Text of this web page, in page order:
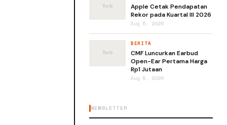
Apple Cetak Pendapatan
Rekor pada Kuartal III 2026
Aug 5, 2026
BERITA
CMF Luncurkan Earbud
Open-Ear Pertama Harga
Rp1 Jutaan
Aug 5, 2026
NEWSLETTER